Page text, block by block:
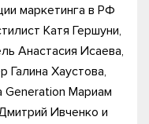
маркетинга в РФ
Катя Гершуни,
Анастасия Исаева,
Галина Хаустова,
Generation Мариам
Ивченко и